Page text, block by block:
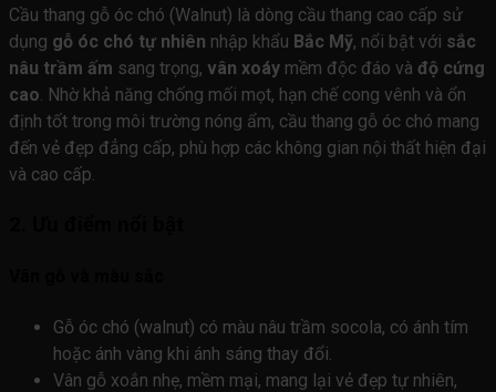
Cầu thang gỗ óc chó (Walnut) là dòng cầu thang cao cấp sử
dụng gỗ óc chó tự nhiên nhập khẩu Bắc Mỹ, nổi bật với sắc
nâu trầm ấm sang trọng, vân xoáy mềm độc đáo và độ cứng
cao. Nhờ khả năng chống mối mọt, hạn chế cong vênh và ổn
định tốt trong môi trường nóng ẩm, cầu thang gỗ óc chó mang
đến vẻ đẹp đẳng cấp, phù hợp các không gian nội thất hiện đại
và cao cấp.
Gỗ óc chó (walnut) có màu nâu trầm socola, có ánh tím
hoặc ánh vàng khi ánh sáng thay đổi.
Vân gỗ xoắn nhẹ, mềm mại, mang lại vẻ đẹp tự nhiên,